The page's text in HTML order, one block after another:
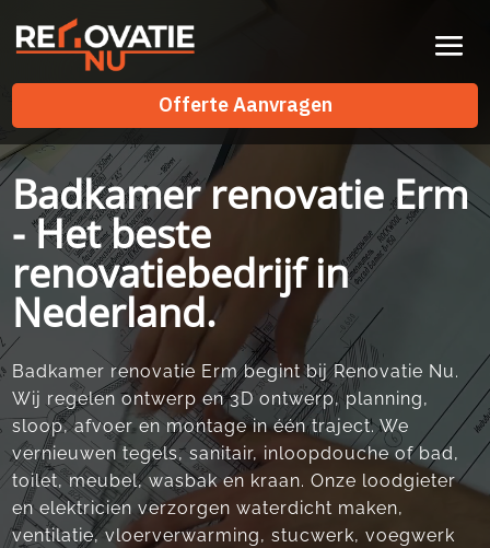
Offerte Aanvragen
Offerte Aanvragen
Badkamer renovatie Erm
- Het beste
renovatiebedrijf in
Nederland.
Badkamer renovatie Erm begint bij Renovatie Nu.
Wij regelen ontwerp en 3D ontwerp, planning,
sloop, afvoer en montage in één traject. We
vernieuwen tegels, sanitair, inloopdouche of bad,
toilet, meubel, wasbak en kraan. Onze loodgieter
en elektricien verzorgen waterdicht maken,
ventilatie, vloerverwarming, stucwerk, voegwerk